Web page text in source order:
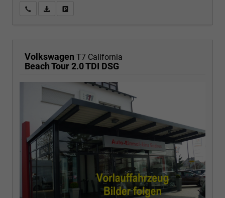
Wir rufen Sie anPDF-Fahrzeugexposé drucken
Volkswagen T7 California
Beach Tour 2.0 TDI DSG